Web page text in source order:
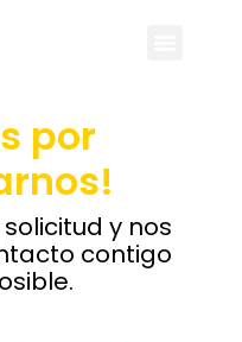
por
y nos
contigo